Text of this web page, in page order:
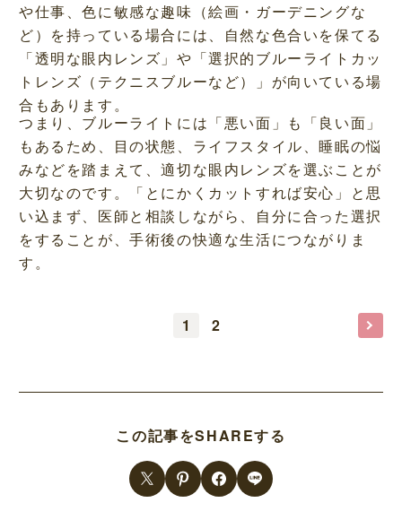
や仕事、色に敏感な趣味（絵画・ガーデニングな
ど）を持っている場合には、自然な色合いを保てる
「透明な眼内レンズ」や「選択的ブルーライトカッ
トレンズ（テクニスブルーなど）」が向いている場
合もあります。
つまり、ブルーライトには「悪い面」も「良い面」
もあるため、目の状態、ライフスタイル、睡眠の悩
みなどを踏まえて、適切な眼内レンズを選ぶことが
大切なのです。「とにかくカットすれば安心」と思
い込まず、医師と相談しながら、自分に合った選択
をすることが、手術後の快適な生活につながりま
す。
1 2
この記事をSHAREする